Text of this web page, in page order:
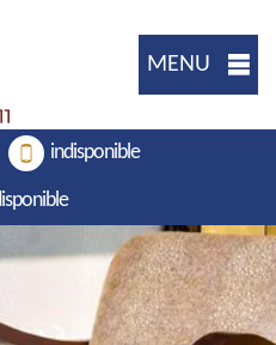
MENU
indisponible